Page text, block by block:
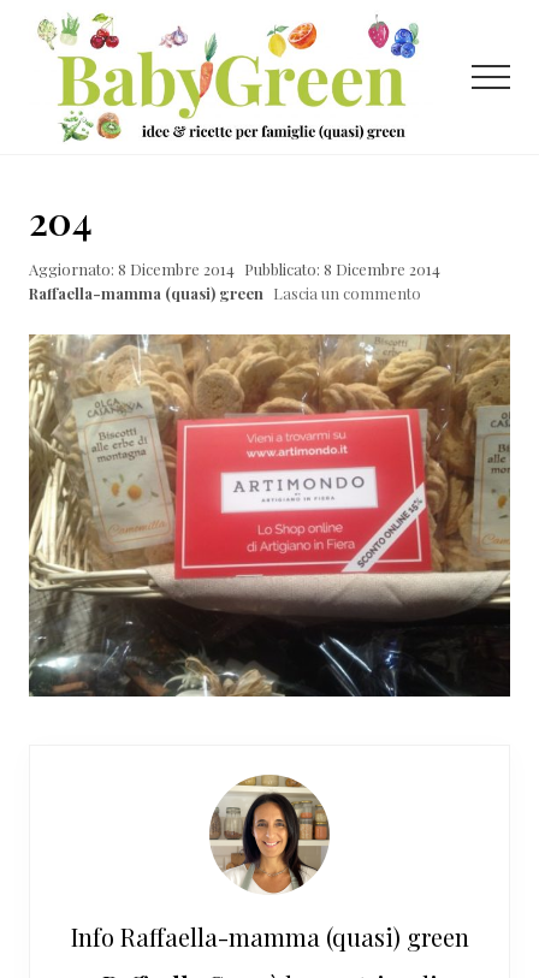
Menu
Passa
contenuto
principale
Passa
laterale
primaria
Passa
ricette
per
(quasi)
green
Menu
204
Aggiornato: 8 Dicembre 2014 Pubblicato: 8 Dicembre 2014
Raffaella-mamma (quasi) green Lascia un commento
Info Raffaella-mamma (quasi) green